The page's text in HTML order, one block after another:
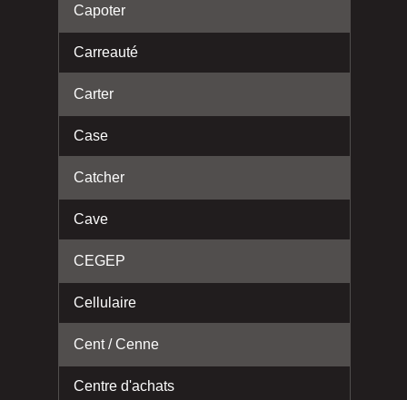
Capoter
Carreauté
Carter
Case
Catcher
Cave
CEGEP
Cellulaire
Cent / Cenne
Centre d'achats